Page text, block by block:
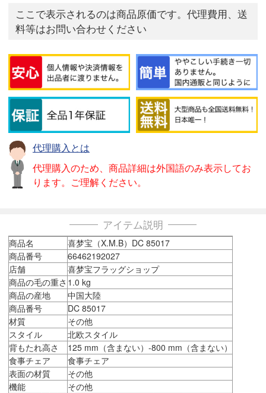
ここで表示されるのは商品原価です。代理費用、送
料等はお問い合わせください
代理購入とは
代理購入のため、商品詳細は外国語のみ表示してお
ります。ご理解ください。
アイテム説明
商品名
喜梦宝（X.M.B）DC 85017
商品番号
66462192027
店舗
喜梦宝フラッグショップ
商品の毛の重さ 1.0 kg
商品の産地
中国大陸
商品番号
DC 85017
材質
その他
スタイル
北欧スタイル
背もたれ高さ
125 mm（含まない）-800 mm（含まない）
食事チェア
食事チェア
表面の材質
その他
機能
その他